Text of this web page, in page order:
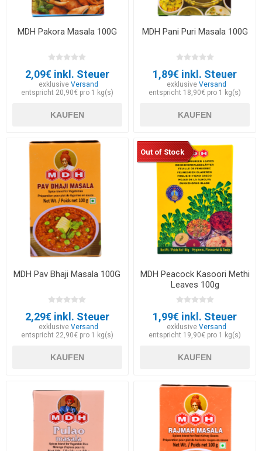
MDH Pakora Masala 100G
2,09€ inkl. Steuer
exklusiveVersand
entspricht 20,90€ pro 1 kg(s)
KAUFEN
MDH Pani Puri Masala 100G
1,89€ inkl. Steuer
exklusive Versand
entspricht 18,90€ pro 1 kg(s)
KAUFEN
MDH Pav Bhaji Masala 100G
2,29€ inkl. Steuer
exklusiveVersand
entspricht 22,90€ pro 1 kg(s)
KAUFEN
Out of Stock
MDH Peacock Kasoori Methi
Leaves 100g
1,99€ inkl. Steuer
exklusive Versand
entspricht 19,90€ pro 1 kg(s)
KAUFEN